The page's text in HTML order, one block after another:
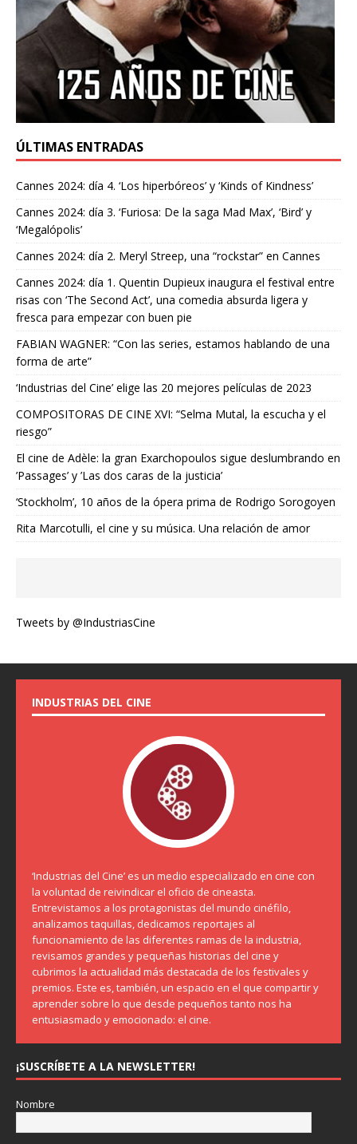
ÚLTIMAS ENTRADAS
Cannes 2024: día 4. ‘Los hiperbóreos’ y ‘Kinds of Kindness’
Cannes 2024: día 3. ‘Furiosa: De la saga Mad Max’, ‘Bird’ y
‘Megalópolis’
Cannes 2024: día 2. Meryl Streep, una “rockstar” en Cannes
Cannes 2024: día 1. Quentin Dupieux inaugura el festival entre
risas con ‘The Second Act’, una comedia absurda ligera y
fresca para empezar con buen pie
FABIAN WAGNER: “Con las series, estamos hablando de una
forma de arte”
‘Industrias del Cine’ elige las 20 mejores películas de 2023
COMPOSITORAS DE CINE XVI: “Selma Mutal, la escucha y el
riesgo”
El cine de Adèle: la gran Exarchopoulos sigue deslumbrando en
’Passages’ y ’Las dos caras de la justicia’
‘Stockholm’, 10 años de la ópera prima de Rodrigo Sorogoyen
Rita Marcotulli, el cine y su música. Una relación de amor
Tweets by @IndustriasCine
INDUSTRIAS DEL CINE
‘Industrias del Cine’ es un medio especializado en cine con
la voluntad de reivindicar el oficio de cineasta.
Entrevistamos a los protagonistas del mundo cinéfilo,
analizamos taquillas, dedicamos reportajes al
funcionamiento de las diferentes ramas de la industria,
revisamos grandes y pequeñas historias del cine y
cubrimos la actualidad más destacada de los festivales y
premios. Este es, también, un espacio en el que compartir y
aprender sobre lo que desde pequeños tanto nos ha
entusiasmado y emocionado: el cine.
¡SUSCRÍBETE A LA NEWSLETTER!
Nombre